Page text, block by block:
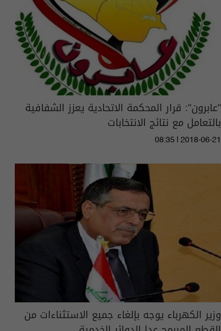
"عابرون": قرار المحكمة الاتحادية يعزز الشفافية
بالتعامل مع نتائج الانتخابات
08:35 | 2018-06-21
وزير الكهرباء يوجه بإلغاء جميع الاستثناءات من